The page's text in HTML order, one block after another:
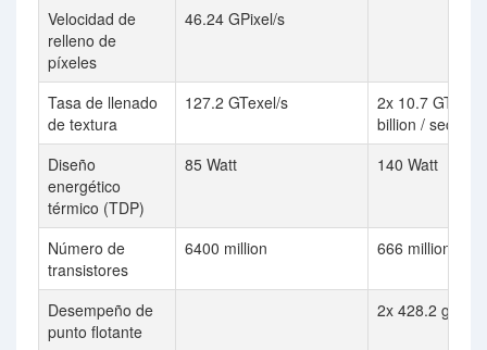
Velocidad de
relleno de
píxeles
46.24 GPixel/s
Tasa de llenado
de textura
127.2 GTexel/s
2x 10.7 GTexel
billion / sec
Diseño
energético
térmico (TDP)
85 Watt 140 Watt
Número de
transistores
6400 million 666 million
Desempeño de
punto flotante
2x 428.2 gflops